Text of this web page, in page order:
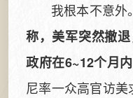
我根本不意外。
称，美军突然撤
政府在6~12个月内
尼率一众高官访美